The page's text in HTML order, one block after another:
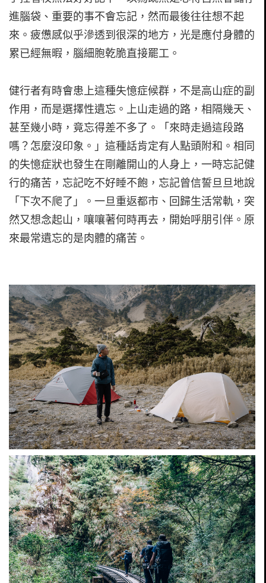
進腦袋、重要的事不會忘記，然而最後往往想不起
來。疲憊感似乎滲透到很深的地方，光是應付身體的
累已經無暇，腦細胞乾脆直接罷工。
健行者有時會患上這種失憶症候群，不是高山症的副
作用，而是選擇性遺忘。上山走過的路，相隔幾天、
甚至幾小時，竟忘得差不多了。「來時走過這段路
嗎？怎麼沒印象。」這種話肯定有人點頭附和。相同
的失憶症狀也發生在剛離開山的人身上，一時忘記健
行的痛苦，忘記吃不好睡不飽，忘記曾信誓旦旦地說
「下次不爬了」。一旦重返都市、回歸生活常軌，突
然又想念起山，嚷嚷著何時再去，開始呼朋引伴。原
來最常遺忘的是肉體的痛苦。